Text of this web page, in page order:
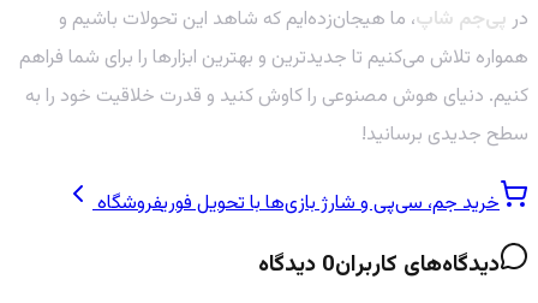
در پی‌جم شاپ، ما هیجان‌زده‌ایم که شاهد این تحولات باشیم و
همواره تلاش می‌کنیم تا جدیدترین و بهترین ابزارها را برای شما فراهم
کنیم. دنیای هوش مصنوعی را کاوش کنید و قدرت خلاقیت خود را به
سطح جدیدی برسانید!
خرید جم، سی‌پی و شارژ بازی‌ها با تحویل فوریفروشگاه
دیدگاه‌های کاربران0 دیدگاه